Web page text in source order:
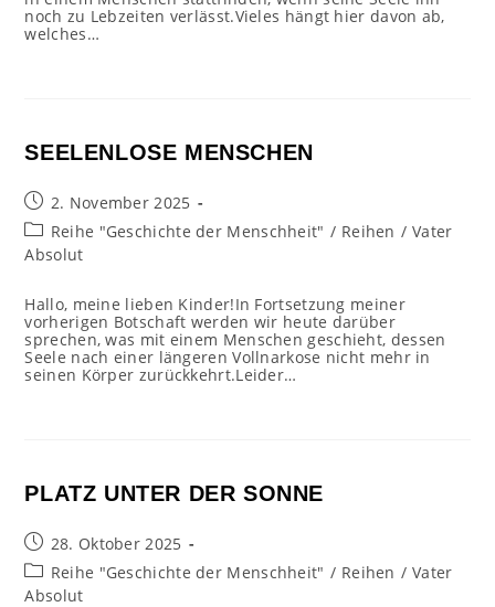
noch zu Lebzeiten verlässt.Vieles hängt hier davon ab,
welches…
SEELENLOSE MENSCHEN
Beitrag
veröffentlicht:
2. November 2025
Beitrags-
Kategorie:
Reihe "Geschichte der Menschheit" / Reihen / Vater
Absolut
Hallo, meine lieben Kinder!In Fortsetzung meiner
vorherigen Botschaft werden wir heute darüber
sprechen, was mit einem Menschen geschieht, dessen
Seele nach einer längeren Vollnarkose nicht mehr in
seinen Körper zurückkehrt.Leider…
PLATZ UNTER DER SONNE
Beitrag
veröffentlicht:
28. Oktober 2025
Beitrags-
Kategorie:
Reihe "Geschichte der Menschheit" / Reihen / Vater
Absolut